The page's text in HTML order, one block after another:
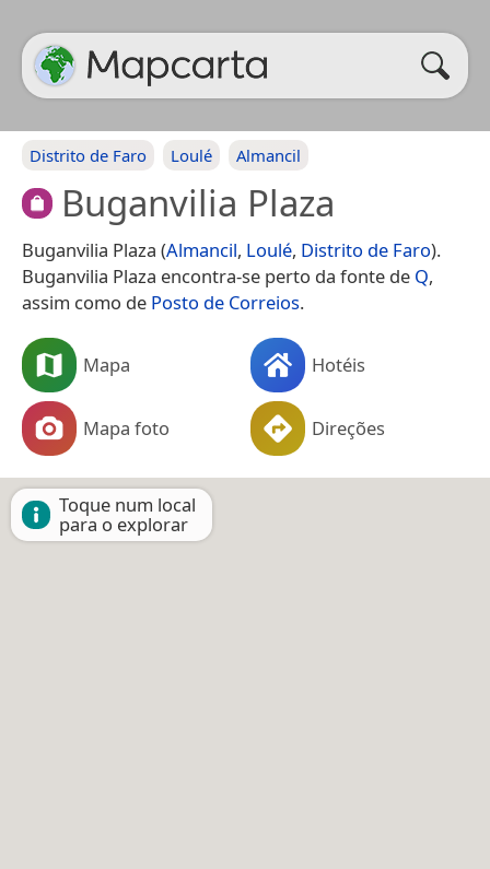
Distrito de Faro Loulé Almancil
Buganvilia Plaza
Buganvilia Plaza (Almancil, Loulé, Distrito de Faro).
Buganvilia Plaza encontra-se perto da fonte de Q,
assim como de Posto de Correios.
Mapa Hotéis
Mapa foto Direções
Toque num local
para o explorar